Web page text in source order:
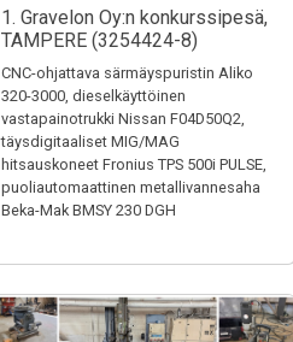
1. Gravelon Oy:n konkurssipesä,
TAMPERE (3254424-8)
CNC-ohjattava särmäyspuristin Aliko
320-3000, dieselkäyttöinen
vastapainotrukki Nissan F04D50Q2,
täysdigitaaliset MIG/MAG
hitsauskoneet Fronius TPS 500i PULSE,
puoliautomaattinen metallivannesaha
Beka-Mak BMSY 230 DGH